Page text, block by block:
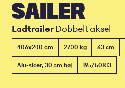
SAILER
LadtrailerDobbelt aksel
406x200 cm 2700 kg 63 cm
Alu-sider, 30 cm høj 195/50R13